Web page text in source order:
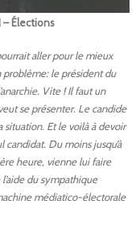
– Élections
aller pour le mieux
problème: le président du
Vite ! Il faut un
se présenter. Le candide
Et le voilà à devoir
Du moins jusqu’à
heure, vienne lui faire
du sympathique
médiatico-électorale